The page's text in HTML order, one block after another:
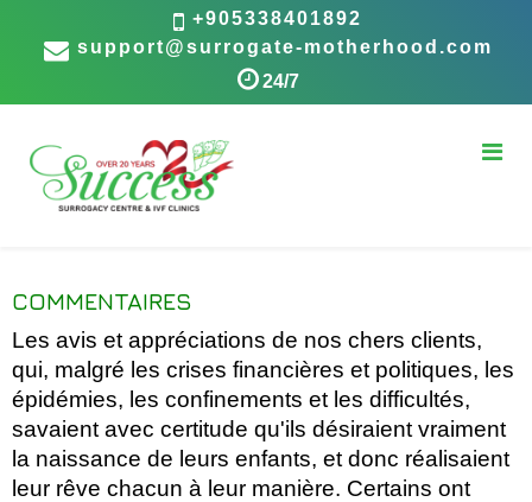
+905338401892
support@surrogate-motherhood.com
24/7
COMMENTAIRES
Les avis et appréciations de nos chers clients,
qui, malgré les crises financières et politiques, les
épidémies, les confinements et les difficultés,
savaient avec certitude qu'ils désiraient vraiment
la naissance de leurs enfants, et donc réalisaient
leur rêve chacun à leur manière. Certains ont